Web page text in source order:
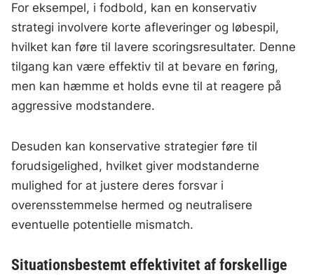
For eksempel, i fodbold, kan en konservativ
strategi involvere korte afleveringer og løbespil,
hvilket kan føre til lavere scoringsresultater. Denne
tilgang kan være effektiv til at bevare en føring,
men kan hæmme et holds evne til at reagere på
aggressive modstandere.
Desuden kan konservative strategier føre til
forudsigelighed, hvilket giver modstanderne
mulighed for at justere deres forsvar i
overensstemmelse hermed og neutralisere
eventuelle potentielle mismatch.
Situationsbestemt effektivitet af forskellige